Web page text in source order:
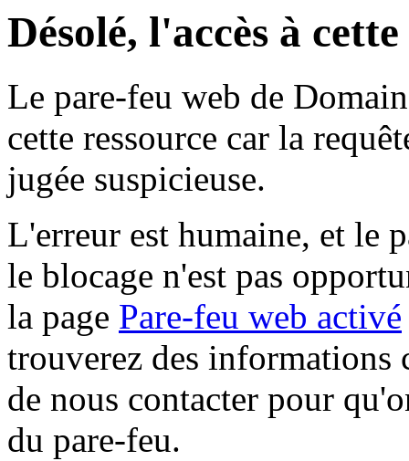
Désolé, l'accès à
Le pare-feu web de
cette ressource car la
jugée suspicieuse.
L'erreur est humaine, et le
le blocage n'est pas
la page Pare-feu web activé
trouverez des informations
de nous contacter pour
du pare-feu.